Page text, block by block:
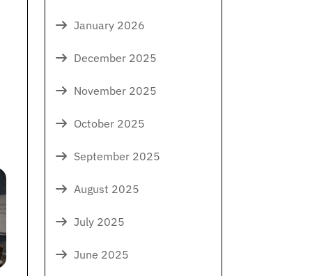
January 2026
December 2025
November 2025
October 2025
September 2025
August 2025
July 2025
June 2025